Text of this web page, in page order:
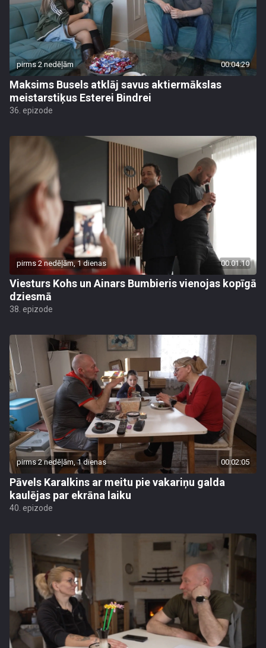
pirms 2 nedēļām 00:04:29
Maksims Busels atklāj savus aktiermākslas
meistarstiķus Esterei Bindrei
36. epizode
pirms 2 nedēļām, 1 dienas 00:01:10
Viesturs Kohs un Ainars Bumbieris vienojas kopīgā
dziesmā
38. epizode
pirms 2 nedēļām, 1 dienas 00:02:05
Pāvels Karalkins ar meitu pie vakariņu galda
kaulējas par ekrāna laiku
40. epizode